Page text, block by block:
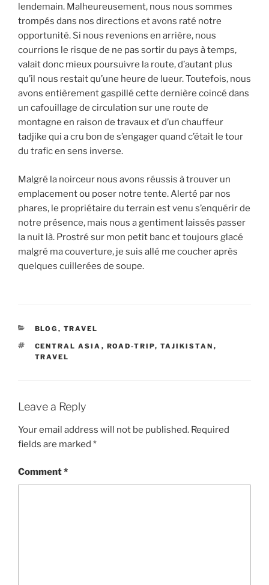
lendemain. Malheureusement, nous nous sommes
trompés dans nos directions et avons raté notre
opportunité. Si nous revenions en arrière, nous
courrions le risque de ne pas sortir du pays à temps,
valait donc mieux poursuivre la route, d’autant plus
qu’il nous restait qu’une heure de lueur. Toutefois, nous
avons entièrement gaspillé cette dernière coincé dans
un cafouillage de circulation sur une route de
montagne en raison de travaux et d’un chauffeur
tadjike qui a cru bon de s’engager quand c’était le tour
du trafic en sens inverse.
Malgré la noirceur nous avons réussis à trouver un
emplacement ou poser notre tente. Alerté par nos
phares, le propriétaire du terrain est venu s’enquérir de
notre présence, mais nous a gentiment laissés passer
la nuit là. Prostré sur mon petit banc et toujours glacé
malgré ma couverture, je suis allé me coucher après
quelques cuillerées de soupe.
CATEGORIES
BLOG , TRAVEL
TAGS
CENTRAL ASIA , ROAD-TRIP, TAJIKISTAN ,
TRAVEL
Leave a Reply
Your email address will not be published. Required
fields are marked *
Comment*